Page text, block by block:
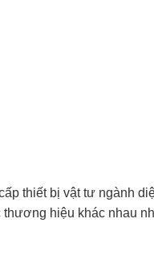
thiết bị vật tư ngành
hiệu khác nhau